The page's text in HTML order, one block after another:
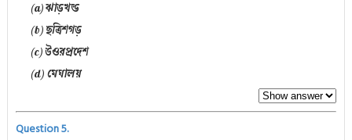
(a) ঝাড়খন্ড
(b) ছত্রিশগড়
(c) উওরপ্রদেশ
(d) মেঘালয়
Question 5.